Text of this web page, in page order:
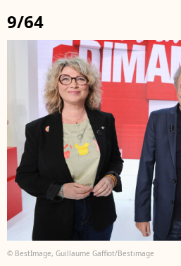
9/64
© BestImage, Guillaume Gaffiot/Bestimage